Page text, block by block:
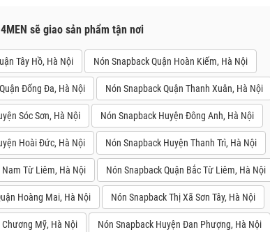
sẽ giao sản phẩm tận nơi
Tây Hồ, Hà Nội Nón Snapback Quận Hoàn Kiếm, Hà Nội
Đống Đa, Hà Nội Nón Snapback Quận Thanh Xuân, Hà Nội
Sóc Sơn, Hà Nội Nón Snapback Huyện Đông Anh, Hà Nội
Hoài Đức, Hà Nội Nón Snapback Huyện Thanh Trì, Hà Nội
Nam Từ Liêm, Hà Nội Nón Snapback Quận Bắc Từ Liêm, Hà Nội
Hoàng Mai, Hà Nội Nón Snapback Thị Xã Sơn Tây, Hà Nội
Mỹ, Hà Nội Nón Snapback Huyện Đan Phượng, Hà Nội